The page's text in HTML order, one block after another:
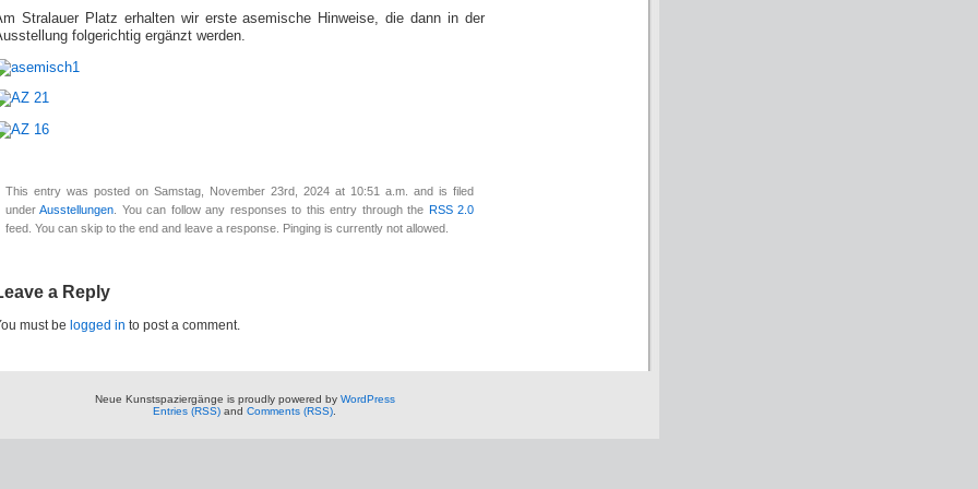
Stralauer Platz erhalten wir erste asemische Hinweise, die dann in der
folgerichtig ergänzt werden.
This entry was posted on Samstag, November 23rd, 2024 at 10:51 a.m. and is filed
underAusstellungen . You can follow any responses to this entry through the RSS 2.0
feed. You can skip to the end and leave a response. Pinging is currently not allowed.
a Reply
must be logged in to post a comment.
Neue Kunstspaziergänge is proudly powered by WordPress
Entries (RSS) and Comments (RSS)